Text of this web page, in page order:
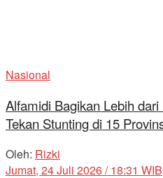
Nasional
Alfamidi Bagikan Lebih
Tekan Stunting di 15
Oleh: Rizki
Jumat, 24 Juli 2026 / 18:31 WIB